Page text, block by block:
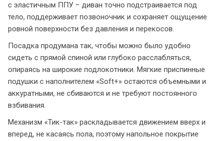
с эластичным ППУ – диван точно подстраивается под
тело, поддерживает позвоночник и сохраняет ощущение
ровной поверхности без давления и перекосов.
Посадка продумана так, чтобы можно было удобно
сидеть с прямой спиной или глубоко расслабляться,
опираясь на широкие подлокотники. Мягкие приспинные
подушки с наполнителем «Soft+» остаются объемными и
аккуратными, не сбиваются и не требуют постоянного
взбивания.
Механизм «Тик-так» раскладывается движением вверх и
вперед, не касаясь пола, поэтому напольное покрытие